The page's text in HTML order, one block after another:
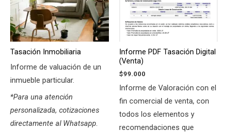
Tasación Inmobiliaria
Informe de valuación de un
inmueble particular.
*Para una atención
personalizada, cotizaciones
directamente al Whatsapp.
Informe PDF Tasación Digital
(Venta)
$99.000
Informe de Valoración con el
fin comercial de venta, con
todos los elementos y
recomendaciones que